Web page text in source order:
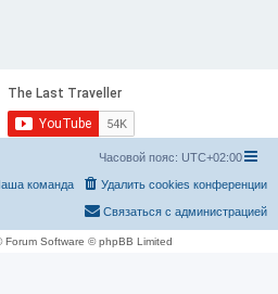
Часовой пояс: UTC+02:00
Удалить cookies конференции
команда
Связаться с администрацией
Software © phpBB Limited